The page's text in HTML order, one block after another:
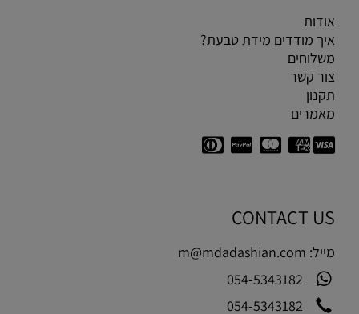
אודות
איך מודדים מידת טבעת?
משלוחים
צור קשר
תקנון
מאמרים
CONTACT US
מייל: m@mdadashian.com
054-5343182
054-5343182